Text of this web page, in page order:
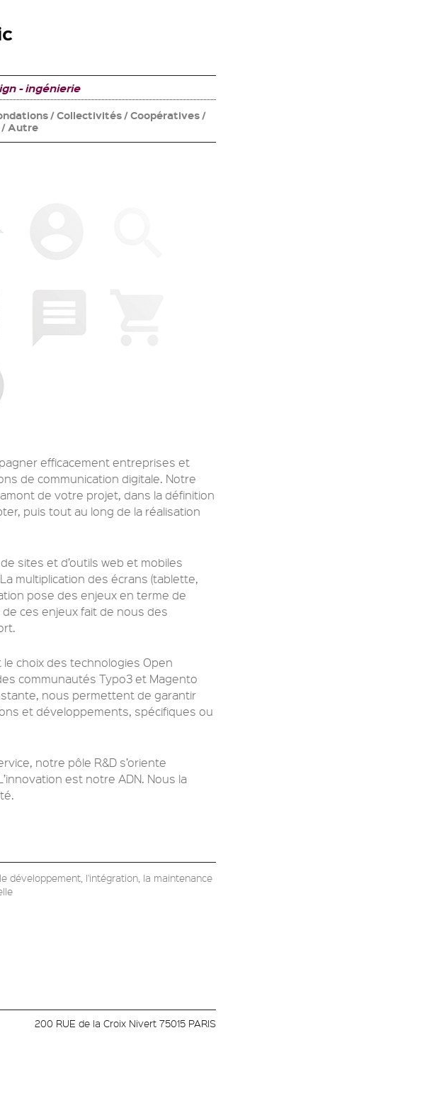
ingénierie
/ Collectivités / Coopératives /
/ Autre
efficacement entreprises et
de communication digitale. Notre
de votre projet, dans la définition
puis tout au long de la réalisation
sites et d’outils web et mobiles
multiplication des écrans (tablette,
pose des enjeux en terme de
ces enjeux fait de nous des
choix des technologies Open
communautés Typo3 et Magento
nous permettent de garantir
et développements, spécifiques ou
notre pôle R&D s’oriente
est notre ADN. Nous la
développement, l'intégration, la maintenance
200 RUE de la Croix Nivert 75015 PARIS